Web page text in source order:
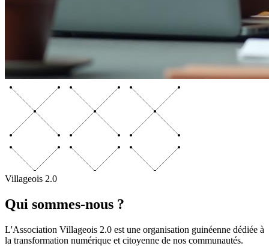
Villageois 2.0
Qui sommes-nous ?
L'Association Villageois 2.0 est une organisation guinéenne dédiée à
la transformation numérique et citoyenne de nos communautés.